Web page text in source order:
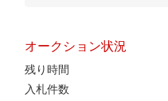
オークション状況
残り時間
入札件数